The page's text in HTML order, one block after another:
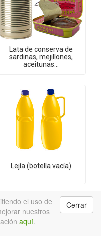
Lata de conserva de
sardinas, mejillones,
aceitunas...
Lejía (botella vacía)
Cerrar
el uso de
nuestros
aquí.